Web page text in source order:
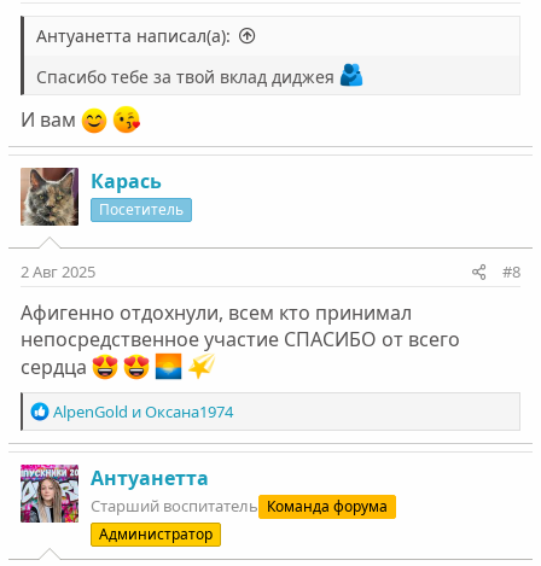
Антуанетта написал(а):
Спасибо тебе за твой вклад диджея
И вам
Карась
Посетитель
2 Авг 2025 #8
Афигенно отдохнули, всем кто принимал
непосредственное участие СПАСИБО от всего
сердца
Р
е
а
к
ц
и
AlpenGold иОксана1974
Антуанетта
Старший воспитатель Команда форума
Администратор